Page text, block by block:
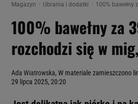
Magazyn Ubrania i dodatki 100% bawełny
100% bawełny za
rozchodzi się w
Ada Wiatrowska, W materiale zamieszczono
29 lipca 2025, 20:20